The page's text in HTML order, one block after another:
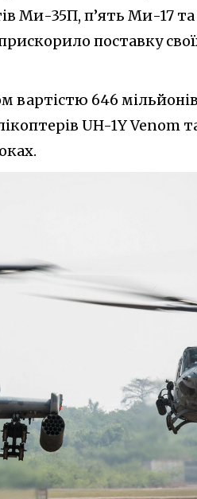
Ми-35П, п’ять Ми-17
поставку
вартістю 646
UH-1Y Venom